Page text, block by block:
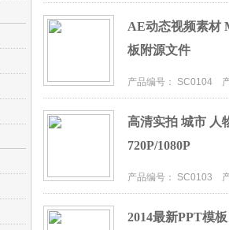
AE动态视频素材
板附源文件
产品编号： SC0104
高清实拍 城市 人
720P/1080P
产品编号： SC0103
2014最新PPT模